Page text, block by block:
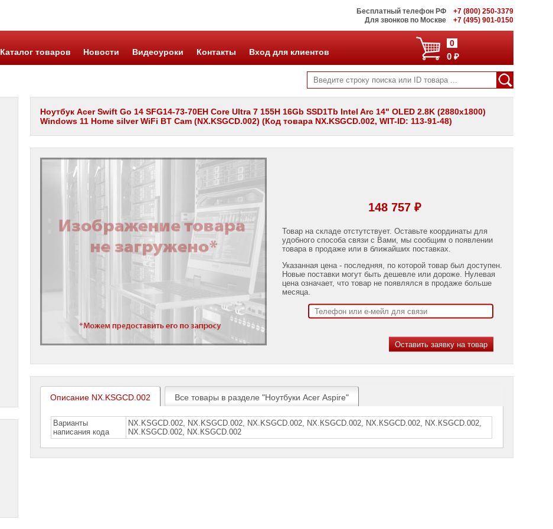
Бесплатный телефон РФ
+7 (800) 250-3379
Для звонков по Москве
+7 (495) 901-0150
0
0 ₽
Каталог товаров Новости Видеоуроки Контакты Вход для клиентов
Ноутбук Acer Swift Go 14 SFG14-73-70EH Core Ultra 7 155H 16Gb SSD1Tb Intel Arc 14" OLED 2.8K (2880x1800)
Windows 11 Home silver WiFi BT Cam (NX.KSGCD.002) (Код товара NX.KSGCD.002, WIT-ID: 113-91-48)
148 757 ₽
Товар на складе отстутствует. Оставьте координаты для
удобного способа связи с Вами, мы сообщим о появлении
товара в продаже или в ближайших поставках.
Указанная цена - последняя, по которой товар был доступен.
Новые поставки могут быть дешевле или дороже. Нулевая
цена означает, что товар не появлялся в продаже больше
месяца.
Описание NX.KSGCD.002 Все товары в разделе "Ноутбуки Acer Aspire"
Варианты
написания кода
NX.KSGCD.002, NX.KSGCD.002, NX.KSGСD.002, NX.КSGСD.002, NX.КSGСD.002, NХ.КSGСD.002,
NХ.КSGСD.002, NХ.КSGСD.002